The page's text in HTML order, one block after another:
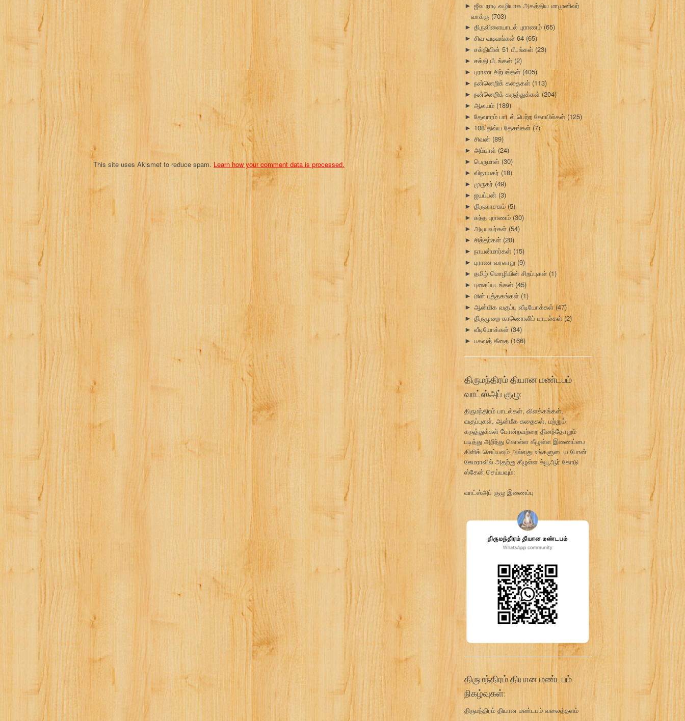
n
This site uses Akismet to reduce spam. Learn how your comment data is processed.
► ஜீவ நாடி வழியாக அகத்திய மாமுனிவர்
வாக்கு (703)
► திருவிளையாடல் புராணம் (65)
► சிவ வடிவங்கள் 64 (65)
► சக்தியின் 51 பீடங்கள் (23)
► சக்தி பீடங்கள் (2)
► புராண சிற்பங்கள் (405)
► நன்னெறிக் கதைகள் (113)
► நன்னெறிக் கருத்துக்கள் (204)
► ஆலயம் (189)
► தேவாரம் பாடல் பெற்ற கோயில்கள் (125)
► 108 திவ்ய தேசங்கள் (7)
► சிவன் (89)
► அம்பாள் (24)
► பெருமாள் (30)
► விநாயகர் (18)
► முருகர் (49)
► ஐயப்பன் (3)
► திருவாசகம்(5)
► கந்த புராணம் (30)
► அடியவர்கள் (54)
► சித்தர்கள் (20)
► நாயன்மார்கள் (15)
► புராண வரலாறு (9)
► தமிழ் மொழியின் சிறப்புகள் (1)
► புகைப்படங்கள் (45)
► மின் புத்தகங்கள் (1)
► ஆன்மிக வகுப்பு வீடியோக்கள்(47)
► திருமுறை காணொளிப் பாடல்கள் (2)
► வீடியோக்கள் (34)
► பகவத் கீதை (166)
திருமந்திரம் தியான மண்டபம்
வாட்ஸ்அப் குழு:
திருமந்திரம் பாடல்கள், விளக்கங்கள்,
வகுப்புகள், ஆன்மீக கதைகள், மற்றும்
கருத்துக்கள் போன்றவற்றை தினந்தோறும்
படித்து அறிந்து கொள்ள கீழுள்ள இணைப்பை
கிளிக் செய்யவும் அல்லது உங்களுடைய போன்
கேமராவில் அதற்கு கீழுள்ள க்யூஆர் கோடு
ஸ்கேன் செய்யவும்:
வாட்ஸ்அப் குழு இணைப்பு
திருமந்திரம் தியான மண்டபம்
நிகழ்வுகள்:
திருமந்திரம் தியான மண்டபம் வலைத்தளம்